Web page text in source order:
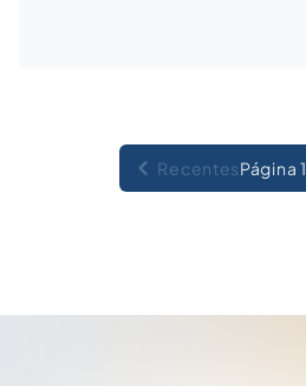
RecentesPágina 1